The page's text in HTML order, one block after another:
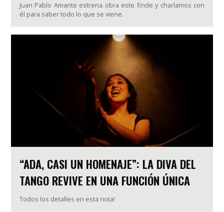
Juan Pablo Amante estrena obra este finde y charlamos con
él para saber todo lo que se viene.
“ADA, CASI UN HOMENAJE”: LA DIVA DEL
TANGO REVIVE EN UNA FUNCIÓN ÚNICA
Todos los detalles en esta nota!